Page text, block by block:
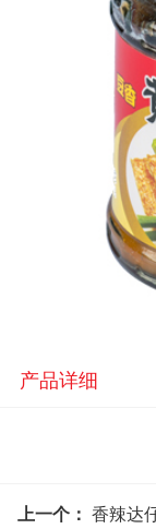
产品详细
上一个： 香辣达